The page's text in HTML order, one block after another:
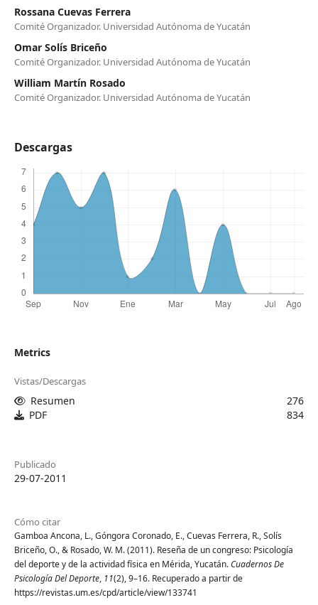
Rossana Cuevas Ferrera
Comité Organizador. Universidad Autónoma de Yucatán
Omar Solís Briceño
Comité Organizador. Universidad Autónoma de Yucatán
William Martín Rosado
Comité Organizador. Universidad Autónoma de Yucatán
Descargas
Metrics
Vistas/Descargas
Resumen
276
PDF
834
Publicado
29-07-2011
Cómo citar
Gamboa Ancona, L., Góngora Coronado, E., Cuevas Ferrera, R., Solís
Briceño, O., & Rosado, W. M. (2011). Reseña de un congreso: Psicología
del deporte y de la actividad física en Mérida, Yucatán.Cuadernos De
Psicología Del Deporte, 11(2), 9–16. Recuperado a partir de
https://revistas.um.es/cpd/article/view/133741